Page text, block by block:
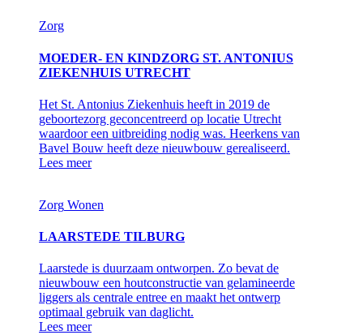
Zorg
MOEDER- EN KINDZORG ST. ANTONIUS
ZIEKENHUIS UTRECHT
Het St. Antonius Ziekenhuis heeft in 2019 de
geboortezorg geconcentreerd op locatie Utrecht
waardoor een uitbreiding nodig was. Heerkens van
Bavel Bouw heeft deze nieuwbouw gerealiseerd.
Lees meer
Zorg Wonen
LAARSTEDE TILBURG
Laarstede is duurzaam ontworpen. Zo bevat de
nieuwbouw een houtconstructie van gelamineerde
liggers als centrale entree en maakt het ontwerp
optimaal gebruik van daglicht.
Lees meer